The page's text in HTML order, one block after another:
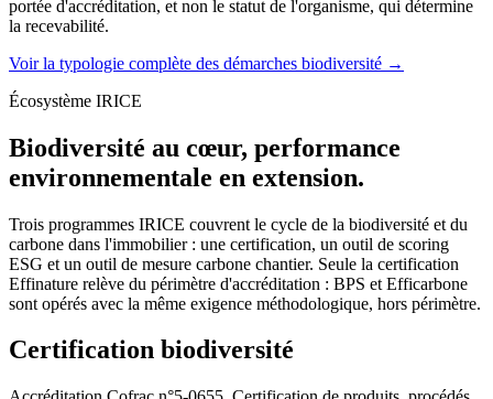
portée d'accréditation, et non le statut de l'organisme, qui détermine
la recevabilité.
Voir la typologie complète des démarches biodiversité →
Écosystème IRICE
Biodiversité au cœur, performance
environnementale en extension.
Trois programmes IRICE couvrent le cycle de la biodiversité et du
carbone dans l'immobilier : une certification, un outil de scoring
ESG et un outil de mesure carbone chantier. Seule la certification
Effinature relève du périmètre d'accréditation : BPS et Efficarbone
sont opérés avec la même exigence méthodologique, hors périmètre.
Certification biodiversité